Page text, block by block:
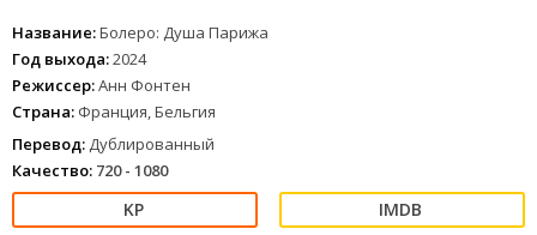
Название:Болеро: Душа Парижа
Год выхода:2024
Режиссер:Анн Фонтен
Страна: Франция, Бельгия
Перевод: Дублированный
Качество: 720 - 1080